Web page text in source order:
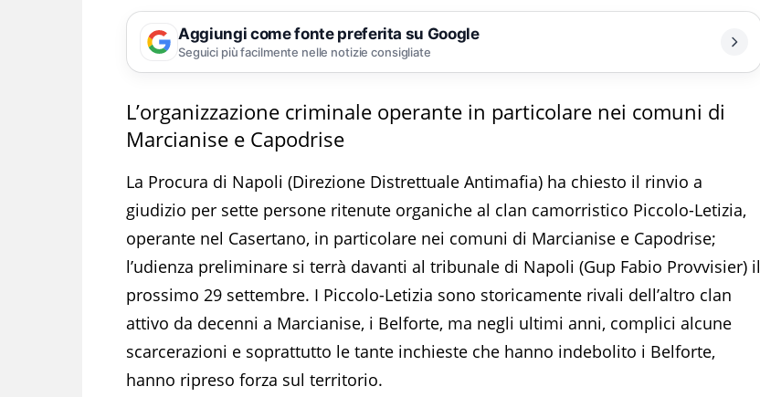
Aggiungi come fonte preferita su Google
Seguici più facilmente nelle notizie consigliate
L’organizzazione criminale operante in particolare nei comuni di
Marcianise e Capodrise
La Procura di Napoli (Direzione Distrettuale Antimafia) ha chiesto il rinvio a
giudizio per sette persone ritenute organiche al clan camorristico Piccolo-Letizia,
operante nel Casertano, in particolare nei comuni di Marcianise e Capodrise;
l’udienza preliminare si terrà davanti al tribunale di Napoli (Gup Fabio Provvisier) il
prossimo 29 settembre. I Piccolo-Letizia sono storicamente rivali dell’altro clan
attivo da decenni a Marcianise, i Belforte, ma negli ultimi anni, complici alcune
scarcerazioni e soprattutto le tante inchieste che hanno indebolito i Belforte,
hanno ripreso forza sul territorio.